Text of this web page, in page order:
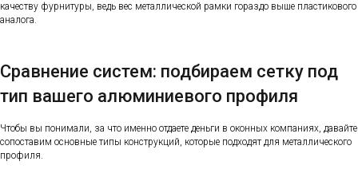
качеству фурнитуры, ведь вес металлической рамки гораздо выше пластикового
аналога.
Сравнение систем: подбираем сетку под
тип вашего алюминиевого профиля
Чтобы вы понимали, за что именно отдаете деньги в оконных компаниях, давайте
сопоставим основные типы конструкций, которые подходят для металлического
профиля.